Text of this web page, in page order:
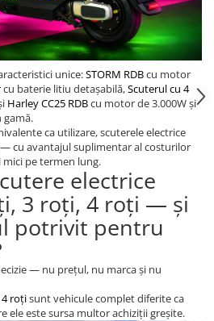
unice:STORM RDBcu motor
cu baterie litiu detașabilă,Scuterul cu 4
Harley CC25 RDBcu motor de 3.000W și
gamă.
ca utilizare, scuterele electrice
cu avantajul suplimentar al costurilor
pe termen lung.
electrice
3 roți, 4 roți — și
potrivit pentru
— nu prețul, nu marca și nu
4 roțisunt vehicule complet diferite ca
ele este sursa multor achiziții greșite.